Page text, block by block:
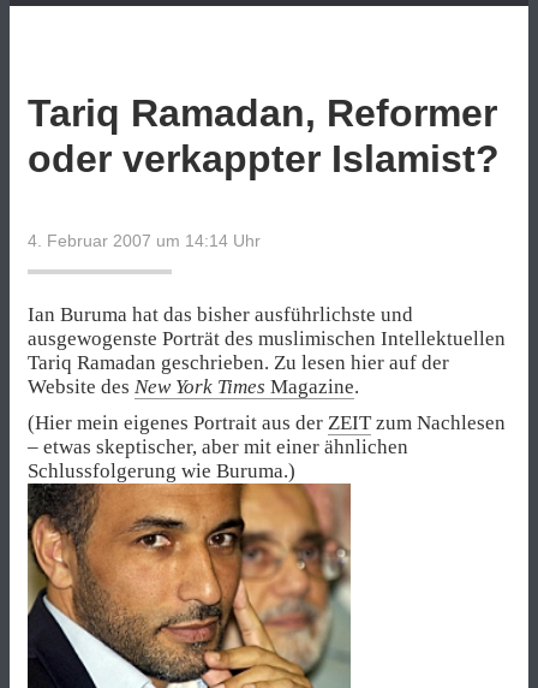
Tariq Ramadan, Reformer
oder verkappter Islamist?
4. Februar 2007 um 14:14 Uhr
Ian Buruma hat das bisher ausführlichste und
ausgewogenste Porträt des muslimischen Intellektuellen
Tariq Ramadan geschrieben. Zu lesen hier auf der
Website des New York Times Magazine.
(Hier mein eigenes Portrait aus der ZEIT zum Nachlesen
– etwas skeptischer, aber mit einer ähnlichen
Schlussfolgerung wie Buruma.)